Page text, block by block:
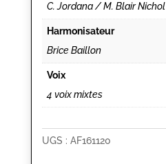
C. Jordana / M. Blair Nichol
Harmonisateur
Brice Baillon
Voix
4 voix mixtes
UGS : AF161120